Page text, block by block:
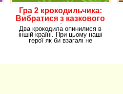
Гра 2 крокодильчика:
Вибратися з казкового
світу
Два крокодила опинилися в
іншій країні. При цьому наші
герої як би взагалі не